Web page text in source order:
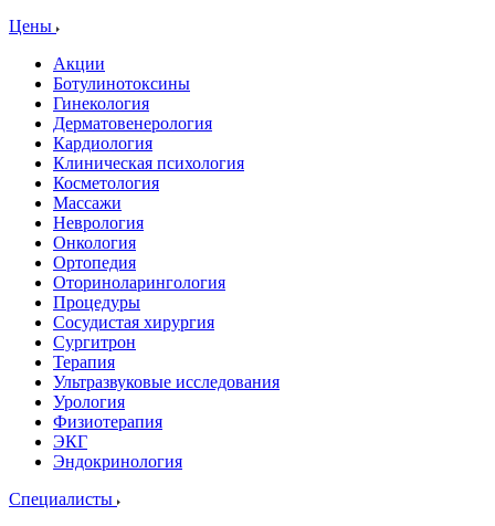
Цены
Акции
Ботулинотоксины
Гинекология
Дерматовенерология
Кардиология
Клиническая психология
Косметология
Массажи
Неврология
Онкология
Ортопедия
Оториноларингология
Процедуры
Сосудистая хирургия
Сургитрон
Терапия
Ультразвуковые исследования
Урология
Физиотерапия
ЭКГ
Эндокринология
Специалисты